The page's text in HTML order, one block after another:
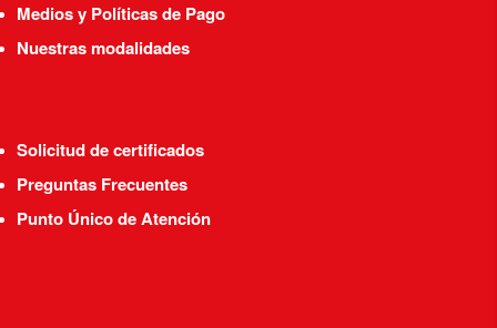
Medios y Políticas de Pago
Nuestras modalidades
Solicitud de certificados
Preguntas Frecuentes
Punto Único de Atención